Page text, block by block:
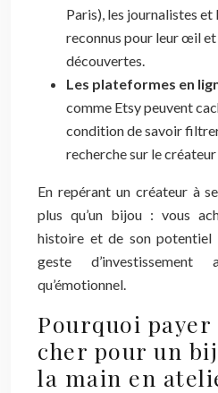
Paris), les journalistes et
reconnus pour leur œil
découvertes.
Les plateformes en
comme Etsy peuvent
condition de savoir
recherche sur le
En repérant un créateur à
plus qu’un bijou : vous
histoire et de son potentiel
geste
qu’émotionnel.
Pourquoi payer
cher pour un
la main en